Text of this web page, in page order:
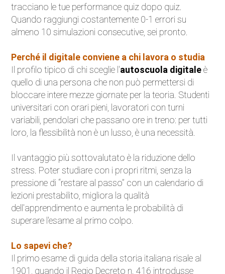
tracciano le tue performance quiz dopo quiz.
Quando raggiungi costantemente 0-1 errori su
almeno 10 simulazioni consecutive, sei pronto.
Perché il digitale conviene a chi lavora o studia
Il profilo tipico di chi sceglie l'autoscuola digitaleè
quello di una persona che non può permettersi di
bloccare intere mezze giornate per la teoria. Studenti
universitari con orari pieni, lavoratori con turni
variabili, pendolari che passano ore in treno: per tutti
loro, la flessibilità non è un lusso, è una necessità.
Il vantaggio più sottovalutato è la riduzione dello
stress. Poter studiare con i propri ritmi, senza la
pressione di “restare al passo” con un calendario di
lezioni prestabilito, migliora la qualità
dell'apprendimento e aumenta le probabilità di
superare l'esame al primo colpo.
Lo sapevi che?
Il primo esame di guida della storia italiana risale al
1901, quando il Regio Decreto n. 416 introdusse